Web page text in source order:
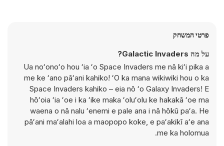
פרטי המשחק
על מה Galactic Invaders?
Ua noʻonoʻo hou ʻia ʻo Space Invaders me nā kiʻi pika a
me ke ʻano pāʻani kahiko! ʻO ka mana wikiwiki hou o ka
Space Invaders kahiko – eia nō ʻo Galaxy Invaders! E
hōʻoia ʻia ʻoe i ka ʻike maka ʻoluʻolu ke hakakā ʻoe ma
waena o nā nalu ʻenemi e pale ana i nā hōkū paʻa. He
pāʻani maʻalahi loa a maopopo koke, e paʻakikī aʻe ana
me ka holomua.